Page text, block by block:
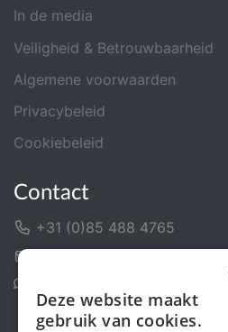
In de media
Veiligheid & Betrouwbaarheid
Algemene voorwaarden
Privacybeleid
Cookiebeleid
Contact
+31 (0)85 488 4765
Deze website maakt
gebruik van cookies.